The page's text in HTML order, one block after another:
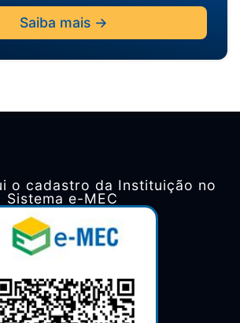
Saiba mais ->
o cadastro da Instituição no
Sistema e-MEC